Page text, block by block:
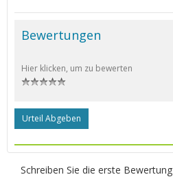
Bewertungen
Hier klicken, um zu bewerten
Urteil Abgeben
Schreiben Sie die erste Bewertung